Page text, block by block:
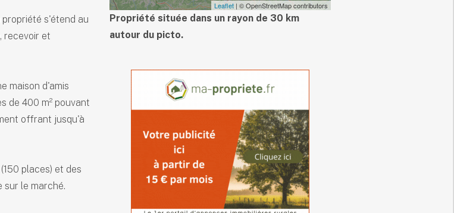
Leaflet | © OpenStreetMap contributors
Propriété située dans un rayon de 30 km
autour du picto.
s'étend au
recevoir et
maison d'amis
de 400 m² pouvant
offrant jusqu'à
places) et des
sur le marché.